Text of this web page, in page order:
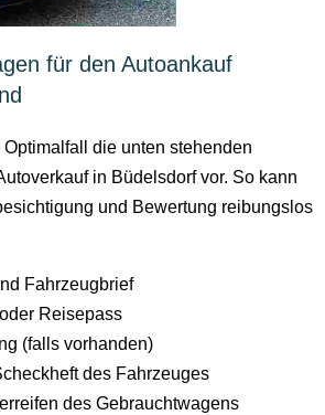
für den Autoankauf
die unten stehenden
in Büdelsdorf vor. So kann
und Bewertung reibungslos
Fahrzeugbrief
Reisepass
(falls vorhanden)
des Fahrzeuges
des Gebrauchtwagens